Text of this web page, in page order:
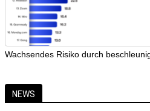
Wachsendes Risiko durch
NEWS